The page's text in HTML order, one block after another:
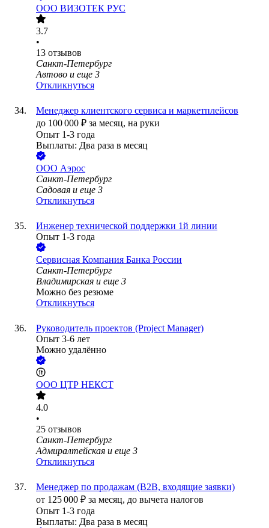
ООО ВИЗОТЕК РУС
3.7
•
13 отзывов
Санкт-Петербург
Автово и еще 3
Откликнуться
Менеджер клиентского сервиса и маркетплейсов
до 100 000 ₽ за месяц, на руки
Опыт 1-3 года
Выплаты: Два раза в месяц
ООО Аэрос
Санкт-Петербург
Садовая и еще 3
Откликнуться
Инженер технической поддержки 1й линии
Опыт 1-3 года
Сервисная Компания Банка России
Санкт-Петербург
Владимирская и еще 3
Можно без резюме
Откликнуться
Руководитель проектов (Project Manager)
Опыт 3-6 лет
Можно удалённо
ООО ЦТР НЕКСТ
4.0
•
25 отзывов
Санкт-Петербург
Адмиралтейская и еще 3
Откликнуться
Менеджер по продажам (B2B, входящие заявки)
от 125 000 ₽ за месяц, до вычета налогов
Опыт 1-3 года
Выплаты: Два раза в месяц